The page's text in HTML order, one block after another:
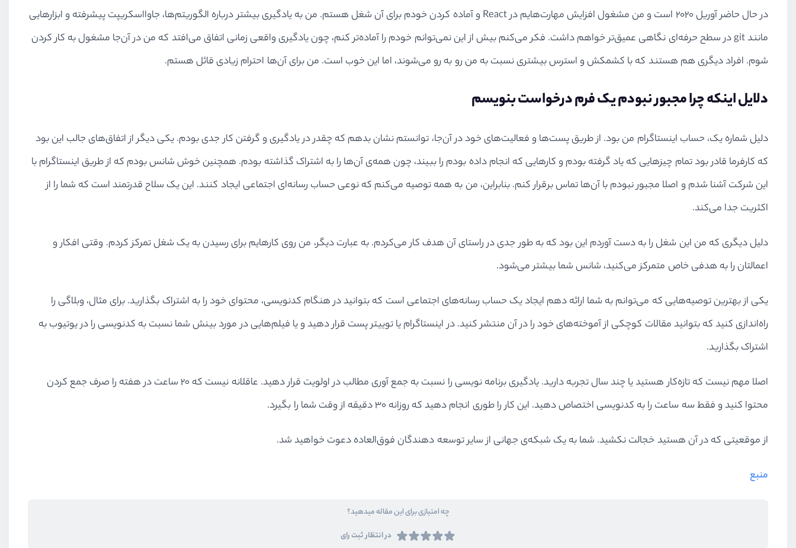
در حال حاضر ﺁوریل ۲۰۲۰ است و من مشغول افزایش مهارت‌هایم در React و ﺁماده کردن خودم برای ﺁن شغل هستم. من به یادگیری بیشتر درباره الگوریتم‌ها، جاوااسکریپت پیشرفته و ابزارهایی
مانند git در سطح حرفه‌ای نگاهی عمیق‌تر خواهم داشت. فکر می‌کنم بیش از این نمی‌توانم خودم را آماده‌تر کنم، چون یادگیری واقعی زمانی اتفاق می‌افتد که من در آن‌جا مشغول به کار کردن
شوم. افراد دیگری هم هستند که با کشمکش و استرس بیشتری نسبت به من رو به رو می‌شوند، اما این خوب است. من برای آن‌ها احترام زیادی قائل هستم.
دلایل اینکه چرا مجبور نبودم یک فرم درخواست بنویسم
دلیل شماره یک، حساب اینستاگرام من بود. از طریق پست‌ها و فعالیت‌های خود در ﺁن‌جا، توانستم نشان بدهم که چقدر در یادگیری و گرفتن کار جدی بودم. یکی دیگر از اتفاق‌های جالب این بود
که کارفرما قادر بود تمام چیزهایی که یاد گرفته بودم و کارهایی که انجام داده بودم را ببیند، چون همه‌ی آن‌ها را به اشتراک گذاشته بودم. همچنین خوش شانس بودم که از طریق اینستاگرام با
این شرکت ﺁشنا شدم و اصلا مجبور نبودم با ﺁن‌ها تماس برقرار کنم. بنابراین، من به همه توصیه می‌کنم که نوعی حساب رسانه‌ای اجتماعی ایجاد کنند. این یک سلاح قدرتمند است که شما را از
اکثریت جدا می‌کند.
دلیل دیگری که من این شغل را به دست آوردم این بود که به طور جدی در راستای آن هدف کار می‌کردم. به عبارت دیگر، من روی کارهایم برای رسیدن به یک شغل تمرکز کردم. وقتی افکار و
اعمالتان را به هدفی خاص متمرکز می‌کنید، شانس شما بیشتر می‌شود.
یکی از بهترین توصیه‌هایی که می‌توانم به شما ارائه دهم ایجاد یک حساب رسانه‌های اجتماعی است که بتوانید در هنگام کدنویسی، محتوای خود را به اشتراک بگذارید. برای مثال، وبلاگی را
راه‌اندازی کنید که بتوانید مقالات کوچکی از آموخته‌های خود را در آن منتشر کنید. در اینستاگرام یا توییتر پست قرار دهید و یا فیلم‌هایی در مورد بینش شما نسبت به کدنویسی را در یوتیوب به
اشتراک بگذارید.
اصلا مهم نیست که تازه‌کار هستید یا چند سال تجربه دارید. یادگیری برنامه نویسی را نسبت به جمع آوری مطالب در اولویت قرار دهید. عاقلانه نیست که ۲۰ ساعت در هفته را صرف جمع کردن
محتوا کنید و فقط سه ساعت را به کدنویسی اختصاص دهید. این کار را طوری انجام دهید که روزانه ۳۰ دقیقه از وقت شما را بگیرد.
از موقعیتی که در آن هستید خجالت نکشید. شما به یک شبکه‌ی جهانی از سایر توسعه دهندگان فوق‌العاده دعوت خواهید شد.
منبع
چه امتیازی برای این مقاله میدهید؟
در انتظار ثبت رای